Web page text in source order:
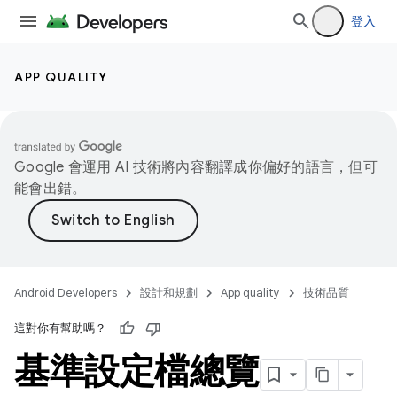
登入
APP QUALITY
Google 會運用 AI 技術將內容翻譯成你偏好的語言，但可
能會出錯。
Android Developers 設計和規劃 App quality 技術品質
這對你有幫助嗎？
基準設定檔總覽